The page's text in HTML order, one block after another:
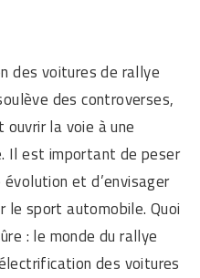
des voitures de rallye
des controverses,
la voie à une
Il est important de peser
et d’envisager
le sport automobile. Quoi
: le monde du rallye
des voitures